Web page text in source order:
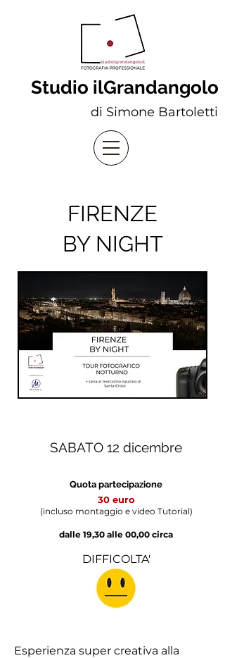
Studio ilGrandangolo
di Simone Bartoletti
FIRENZE
BY NIGHT
SABATO 12 dicembre
Quota partecipazione
30 euro​
(incluso montaggio e video Tutorial)
dalle 19,30 alle 00,00 circa
DIFFICOLTA'
Esperienza super creativa alla